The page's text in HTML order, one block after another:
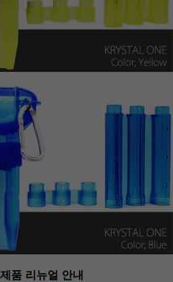
품 리뉴얼 안내